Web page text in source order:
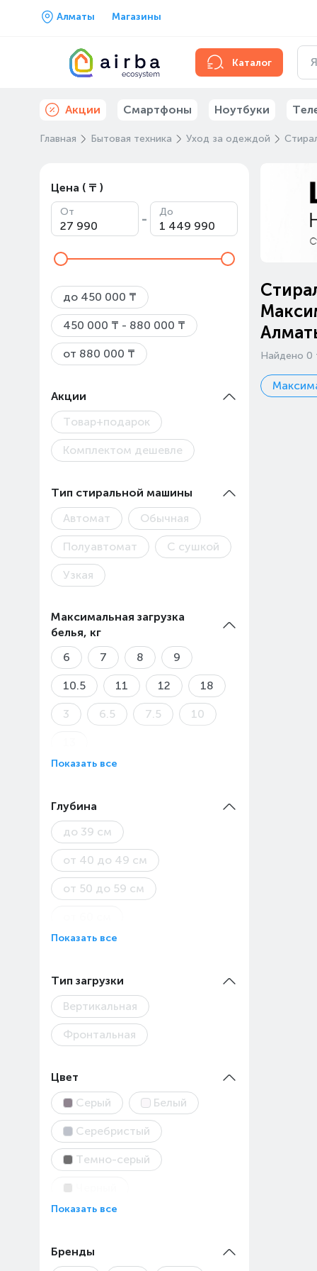
Алматы Магазины
Каталог
Акции Смартфоны Ноутбуки
Главная Бытовая техника Уход за одеждой
Цена ( ₸ )
От - До
до 450 000 ₸
450 000 ₸ - 880 000 ₸
от 880 000 ₸
Акции
Товар+подарок
Комплектом дешевле
Тип стиральной машины
Автомат
Обычная
Полуавтомат С сушкой
Узкая
Максимальная загрузка
белья, кг
6
7 8 9
10.5 11 12 18
3 6.5 7.5 10
Показать все
Глубина
до 39 см
от 40 до 49 см
от 50 до 59 см
Показать все
Тип загрузки
Вертикальная
Фронтальная
Цвет
Серый
Белый
Серебристый
Темно-серый
Показать все
Бренды
Найдено 0